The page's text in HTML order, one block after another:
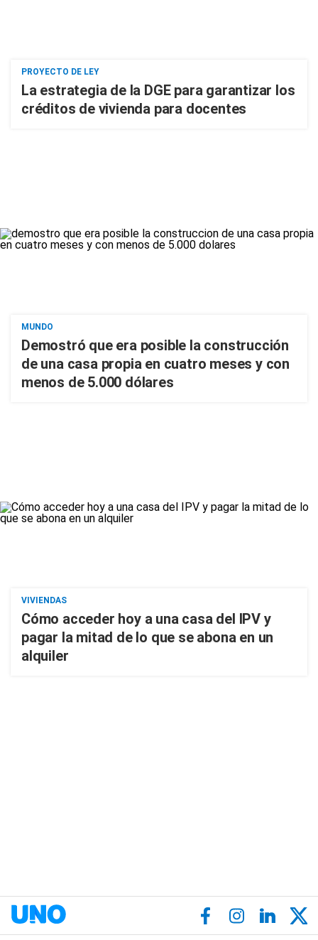
PROYECTO DE LEY
La estrategia de la DGE para garantizar los
créditos de vivienda para docentes
MUNDO
Demostró que era posible la construcción
de una casa propia en cuatro meses y con
menos de 5.000 dólares
VIVIENDAS
Cómo acceder hoy a una casa del IPV y
pagar la mitad de lo que se abona en un
alquiler